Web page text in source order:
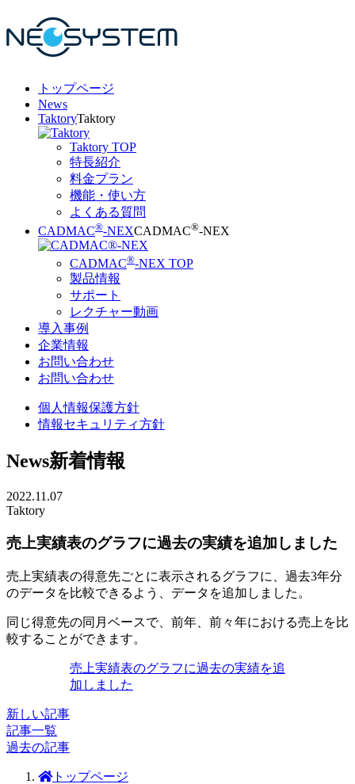
トップページ
News
TaktoryTaktory
Taktory TOP
特長紹介
料金プラン
機能・使い方
よくある質問
CADMAC®-NEXCADMAC®-NEX
CADMAC®-NEX TOP
製品情報
サポート
レクチャー動画
導入事例
企業情報
お問い合わせ
お問い合わせ
個人情報保護方針
情報セキュリティ方針
News新着情報
2022.11.07
Taktory
売上実績表のグラフに過去の実績を追加しました
売上実績表の得意先ごとに表示されるグラフに、過去3年分
のデータを比較できるよう、データを追加しました。
同じ得意先の同月ベースで、前年、前々年における売上を比
較することができます。
売上実績表のグラフに過去の実績を追
加しました
新しい記事
記事一覧
過去の記事
トップページ